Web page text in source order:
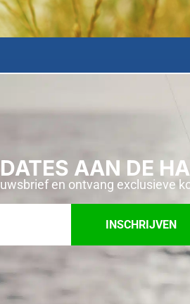
AAN DE
en ontvang exclusieve
INSCHRIJVEN